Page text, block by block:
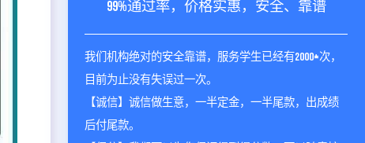
99%通过率，价格实惠，安全、靠谱
我们机构绝对的安全靠谱，服务学生已经有2000+次，
目前为止没有失误过一次。
【诚信】诚信做生意，一半定金，一半尾款，出成绩
后付尾款。